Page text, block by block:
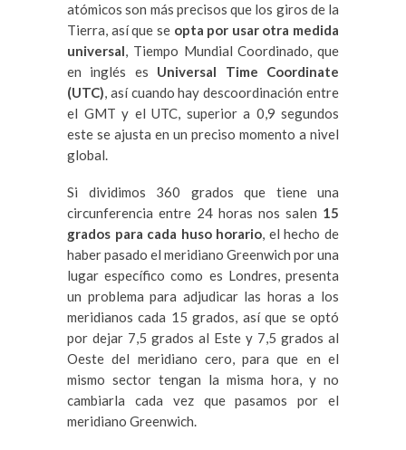
atómicos son más precisos que los giros de la
Tierra, así que seopta por usar otra medida
universal, Tiempo Mundial Coordinado, que
en inglés es Universal Time Coordinate
(UTC), así cuando hay descoordinación entre
el GMT y el UTC, superior a 0,9 segundos
este se ajusta en un preciso momento a nivel
global.
Si dividimos 360 grados que tiene una
circunferencia entre 24 horas nos salen 15
grados para cada huso horario, el hecho de
haber pasado el meridiano Greenwich por una
lugar específico como es Londres, presenta
un problema para adjudicar las horas a los
meridianos cada 15 grados, así que se optó
por dejar 7,5 grados al Este y 7,5 grados al
Oeste del meridiano cero, para que en el
mismo sector tengan la misma hora, y no
cambiarla cada vez que pasamos por el
meridiano Greenwich.